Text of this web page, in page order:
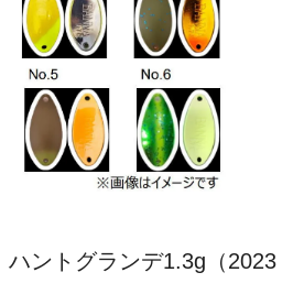
ントグランデ1.3g（2023